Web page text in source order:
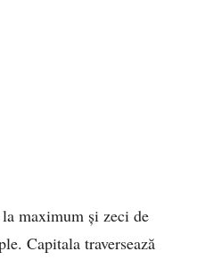
maximum și zeci de
Capitala traversează